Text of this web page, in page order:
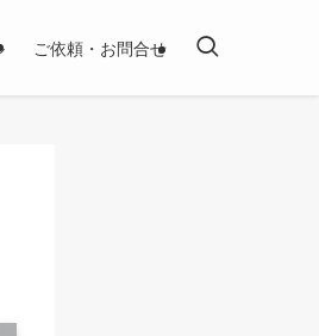
ご依頼・お問合せ